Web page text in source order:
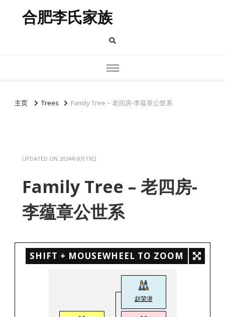
合肥李氏家族
主页 Trees Family Tree – 老四房-李蕴章公世系
UPDATED ON 2024年8月19日
Family Tree – 老四房-
李蕴章公世系
SHIFT + MOUSEWHEEL TO ZOOM
赵荣潜